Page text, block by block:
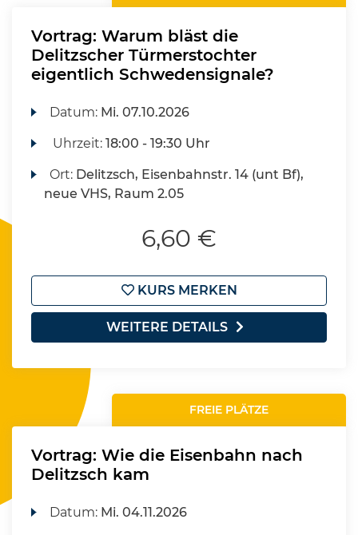
Vortrag: Warum bläst die
Delitzscher Türmerstochter
eigentlich Schwedensignale?
Datum: Mi. 07.10.2026
Uhrzeit:18:00 - 19:30 Uhr
Ort: Delitzsch, Eisenbahnstr. 14 (unt Bf),
neue VHS, Raum 2.05
6,60 €
KURS MERKEN
WEITERE DETAILS
FREIE PLÄTZE
Vortrag: Wie die Eisenbahn nach
Delitzsch kam
Datum: Mi. 04.11.2026